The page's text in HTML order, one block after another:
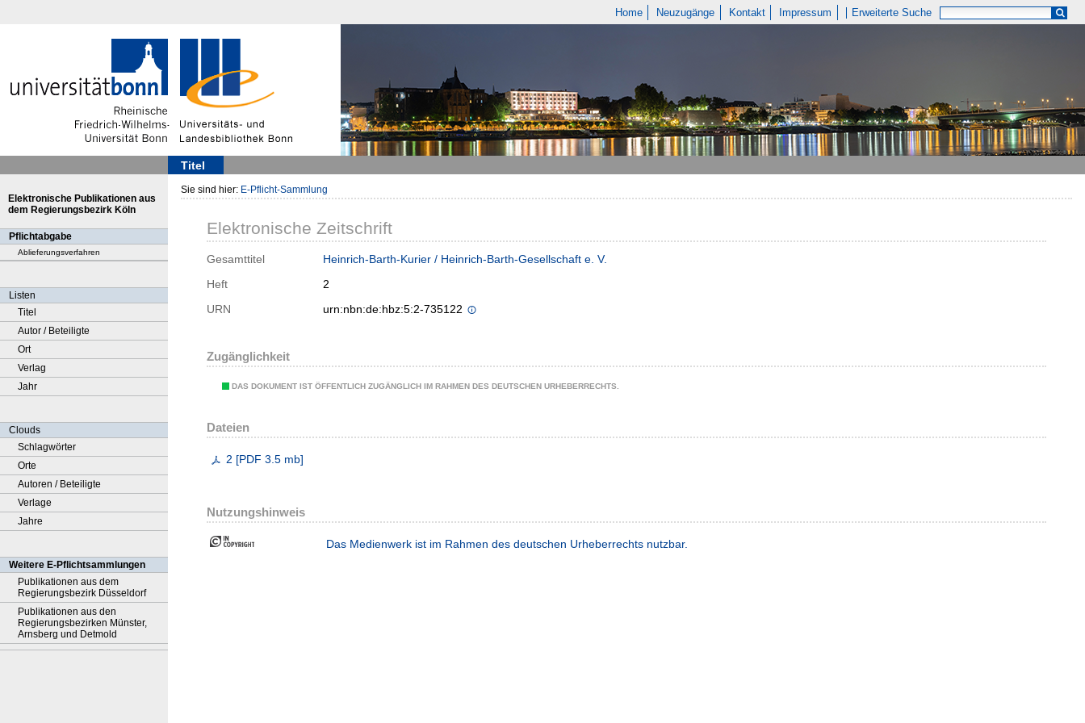
Home Neuzugänge Kontakt Impressum Erweiterte Suche
Titel
Elektronische Publikationen aus
dem Regierungsbezirk Köln
Pflichtabgabe
Ablieferungsverfahren
Listen
Titel
Autor / Beteiligte
Ort
Verlag
Jahr
Clouds
Schlagwörter
Orte
Autoren / Beteiligte
Verlage
Jahre
Weitere E-Pflichtsammlungen
Publikationen aus dem
Regierungsbezirk Düsseldorf
Publikationen aus den
Regierungsbezirken Münster,
Arnsberg und Detmold
Sie sind hier: E-Pflicht-Sammlung
Elektronische Zeitschrift
Gesamttitel
Heinrich-Barth-Kurier / Heinrich-Barth-Gesellschaft e. V.
Heft
2
URN
urn:nbn:de:hbz:5:2-735122
Zugänglichkeit
DAS DOKUMENT IST ÖFFENTLICH ZUGÄNGLICH IM RAHMEN DES DEUTSCHEN URHEBERRECHTS.
Dateien
2 [PDF 3.5 mb]
Nutzungshinweis
Das Medienwerk ist im Rahmen des deutschen Urheberrechts nutzbar.